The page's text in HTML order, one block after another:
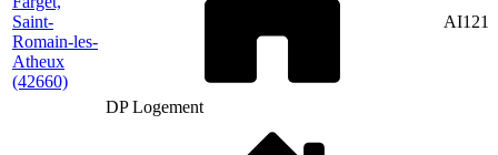
Saint-
Romain-les-
Atheux
(42660)
DP Logement
AI121